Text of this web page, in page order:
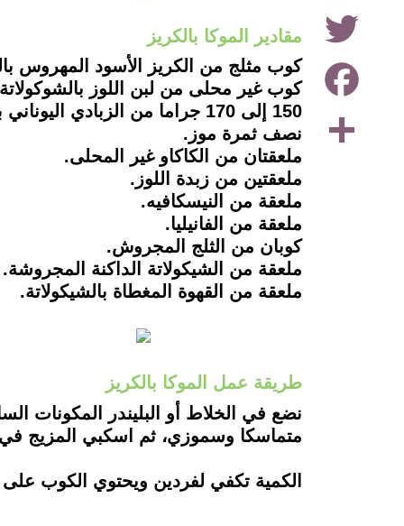
Share
Facebook
Twitter
مقادير الموكا بالكريز
كوب مثلج من الكريز الأسود المهروس
كوب غير محلى من لبن اللوز بالشوكولاتة
150 إلى 170 جراما من الزبادي اليوناني بالفانيليا والخالي من الدهون.
نصف ثمرة موز.
ملعقتان من الكاكاو غير المحلى.
ملعقتين من زبدة اللوز.
ملعقة من النيسكافيه.
ملعقة من الفانيليا.
كوبان من الثلج المجروش.
ملعقة من الشيكولاتة الداكنة المجروشة.
ملعقة من القهوة المغطاة بالشيكولاتة.
طريقة عمل الموكا بالكريز
نضع في الخلاط أو البليندر المكونات
متماسكا وسموزي، ثم اسكبي المزيج
الكمية تكفي لفردين ويحتوي الكوب على 272 سعرا حراريا، و13 جراما بروتين و34 جراما